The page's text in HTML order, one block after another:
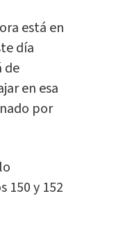
está en
día
de
en esa
por
150 y 152